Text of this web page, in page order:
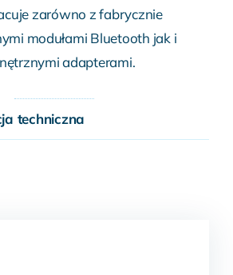
zarówno z fabrycznie
modułami Bluetooth jak i
adapterami.
techniczna